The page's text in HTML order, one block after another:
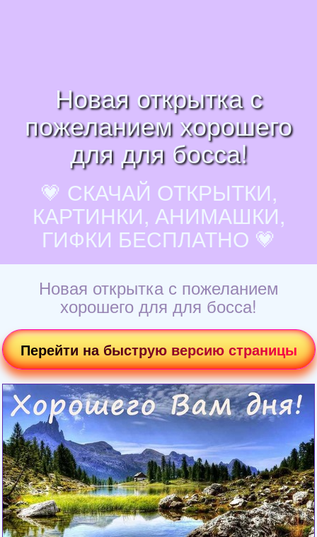
Новая открытка с
пожеланием хорошего
для для босса!
💗 СКАЧАЙ ОТКРЫТКИ,
КАРТИНКИ, АНИМАШКИ,
ГИФКИ БЕСПЛАТНО 💗
Новая открытка с пожеланием
хорошего для для босса!
Перейти на быструю версию страницы
Загрузка картинки...